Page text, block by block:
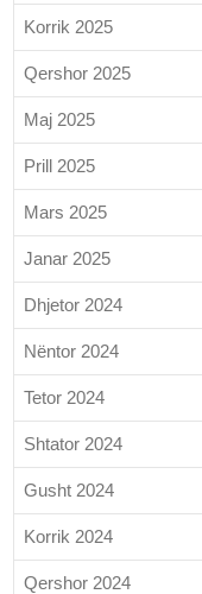
Korrik 2025
Qershor 2025
Maj 2025
Prill 2025
Mars 2025
Janar 2025
Dhjetor 2024
Nëntor 2024
Tetor 2024
Shtator 2024
Gusht 2024
Korrik 2024
Qershor 2024